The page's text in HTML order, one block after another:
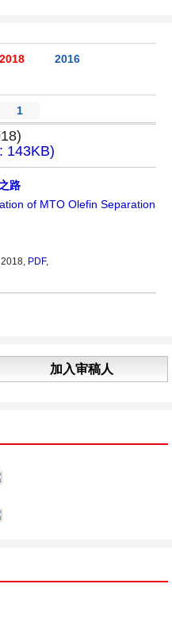
2018
2016
1
143KB)
路
of MTO Olefin Separation
PDF,
加入审稿人